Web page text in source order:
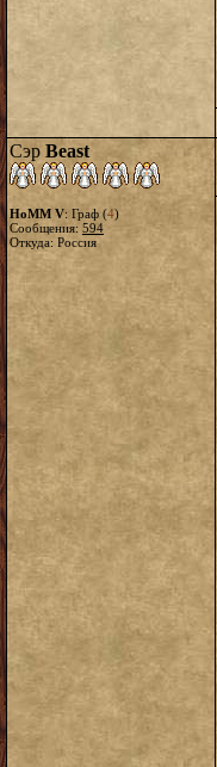
Сэр Beast
HoMM V: Граф (4)
Сообщения: 594
Откуда: Россия